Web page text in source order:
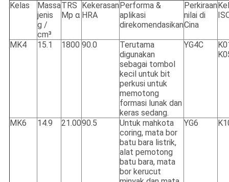
Kelas
Massa
jenis
g /
cm³
TRS
Mp α
Kekerasan
HRA
Performa &
aplikasi
direkomendasikan
Perkiraan
nilai di
Cina
MK4 15.1 1800 90.0
Terutama
digunakan
sebagai tombol
kecil untuk bit
perkusi untuk
memotong
formasi lunak dan
keras sedang.
YG4C
MK6 14.9 21.0090.5
Untuk mahkota
coring, mata bor
batu bara listrik,
alat pemotong
batu bara, mata
bor kerucut
YG6